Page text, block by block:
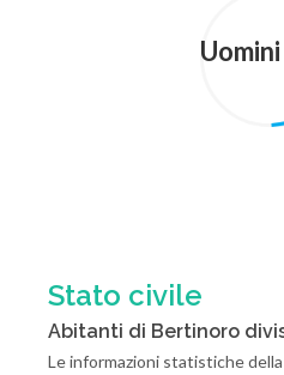
Stato civile
Abitanti di Bertinoro
Le informazioni statistiche